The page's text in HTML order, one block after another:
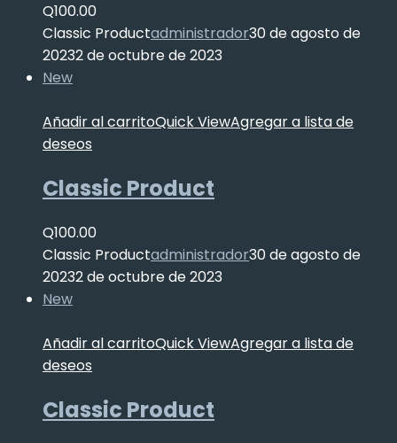
Q100.00
Classic Productadministrador30 de agosto de
20232 de octubre de 2023
New
Añadir al carritoQuick ViewAgregar a lista de
deseos
Classic Product
Q100.00
Classic Productadministrador30 de agosto de
20232 de octubre de 2023
New
Añadir al carritoQuick ViewAgregar a lista de
deseos
Classic Product